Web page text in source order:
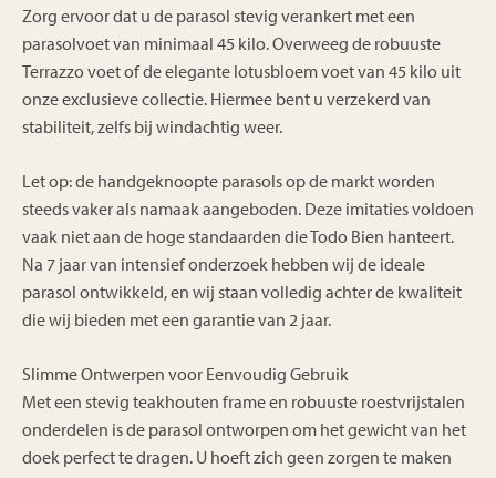
Zorg ervoor dat u de parasol stevig verankert met een
parasolvoet van minimaal 45 kilo. Overweeg de robuuste
Terrazzo voet of de elegante lotusbloem voet van 45 kilo uit
onze exclusieve collectie. Hiermee bent u verzekerd van
stabiliteit, zelfs bij windachtig weer.
Let op: de handgeknoopte parasols op de markt worden
steeds vaker als namaak aangeboden. Deze imitaties voldoen
vaak niet aan de hoge standaarden die Todo Bien hanteert.
Na 7 jaar van intensief onderzoek hebben wij de ideale
parasol ontwikkeld, en wij staan volledig achter de kwaliteit
die wij bieden met een garantie van 2 jaar.
Slimme Ontwerpen voor Eenvoudig Gebruik
Met een stevig teakhouten frame en robuuste roestvrijstalen
onderdelen is de parasol ontworpen om het gewicht van het
doek perfect te dragen. U hoeft zich geen zorgen te maken